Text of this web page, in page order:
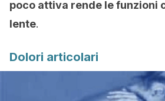
poco attiva rende le funzioni
lente.
Dolori articolari